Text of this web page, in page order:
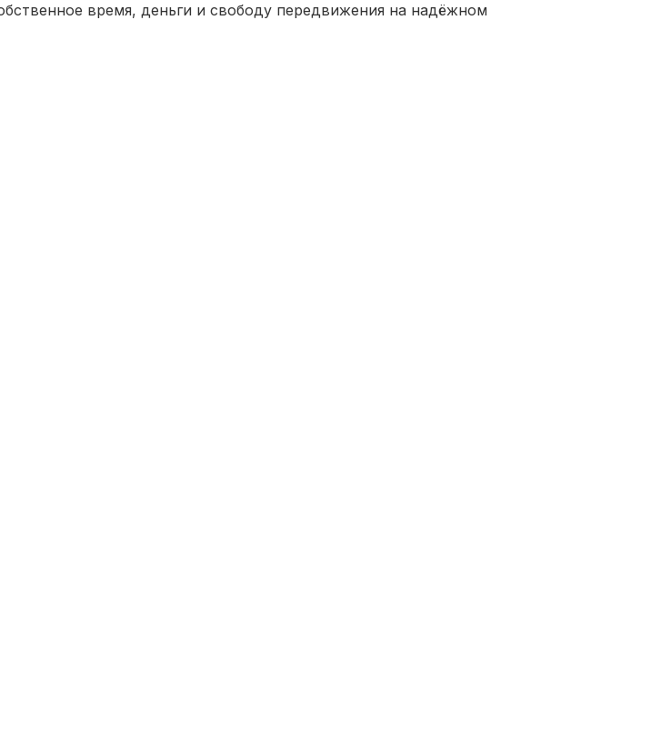
время, деньги и свободу передвижения на надёжном